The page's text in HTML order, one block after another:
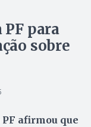
para
sobre
PF afirmou que